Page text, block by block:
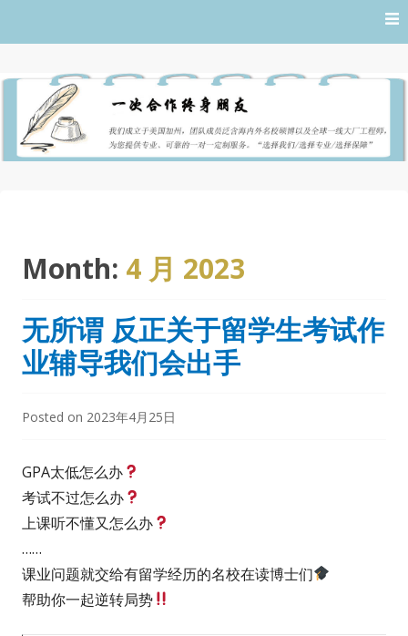
Month: 4 月 2023
无所谓 反正关于留学生考试作
业辅导我们会出手
Posted on 2023年4月25日
GPA太低怎么办
考试不过怎么办
上课听不懂又怎么办
……
课业问题就交给有留学经历的名校在读博士们
帮助你一起逆转局势